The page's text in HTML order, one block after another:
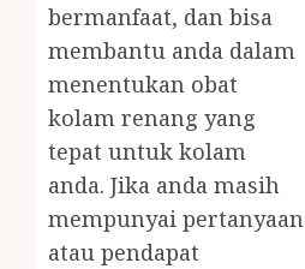
bermanfaat, dan bisa
membantu anda dalam
menentukan obat
kolam renang yang
tepat untuk kolam
anda. Jika anda masih
mempunyai pertanyaan
atau pendapat